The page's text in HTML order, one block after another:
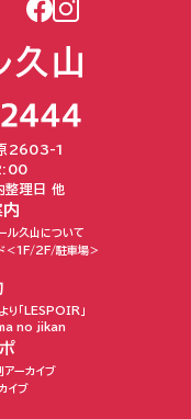
原2603-1
整理日 他
ル久山について
＜1F/2F/駐車場＞
り「LESPOIR」
no jikan
アーカイブ
イブ